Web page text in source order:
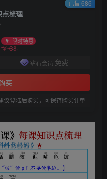
点梳理
限时特惠
￥38
钻石会员 免费
买
议登陆后购买，可保存购买订单
已售 686